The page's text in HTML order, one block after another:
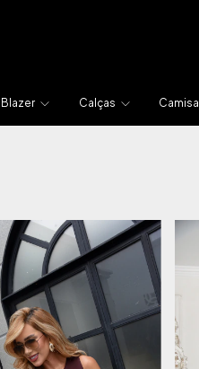
Blazer Calças Camisa